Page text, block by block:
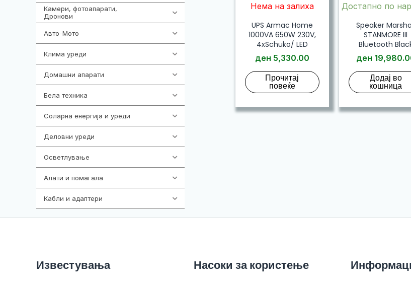
Камери, фотоапарати,
Дронови
Авто-Мото
Клима уреди
Домашни апарати
Бела техника
Соларна енергија и уреди
Деловни уреди
Осветлување
Алати и помагала
Кабли и адаптери
Нема на залиха
UPS Armac Home
1000VA 650W 230V,
4xSchuko/ LED
ден 5,330.00
Прочитај
повеќе
Достапно по
Speaker
STANMORE III
Bluetooth
ден
Додај во
кошница
Известувања Насоки за користење